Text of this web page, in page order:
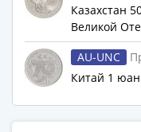
средневековье
Древняя
Греция
Древний
Рим
Византия
Казахстан
Великой
AU-UNC
Китай 1